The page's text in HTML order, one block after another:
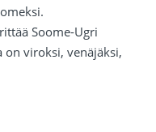
Soome-Ugri
on viroksi, venäjäksi,